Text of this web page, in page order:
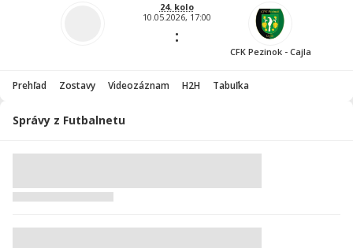
24. kolo
10.05.2026, 17:00
:
CFK Pezinok - Cajla
Prehľad Zostavy Videozáznam H2H Tabuľka
Správy z Futbalnetu